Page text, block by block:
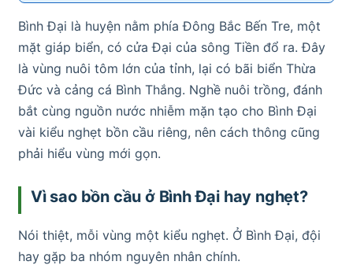
Bình Đại là huyện nằm phía Đông Bắc Bến Tre, một
mặt giáp biển, có cửa Đại của sông Tiền đổ ra. Đây
là vùng nuôi tôm lớn của tỉnh, lại có bãi biển Thừa
Đức và cảng cá Bình Thắng. Nghề nuôi trồng, đánh
bắt cùng nguồn nước nhiễm mặn tạo cho Bình Đại
vài kiểu nghẹt bồn cầu riêng, nên cách thông cũng
phải hiểu vùng mới gọn.
Vì sao bồn cầu ở Bình Đại hay nghẹt?
Nói thiệt, mỗi vùng một kiểu nghẹt. Ở Bình Đại, đội
hay gặp ba nhóm nguyên nhân chính.